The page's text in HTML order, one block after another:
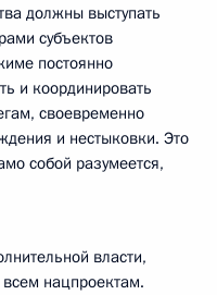
должны выступать
субъектов
постоянно
и координировать
своевременно
и нестыковки. Это
собой разумеется,
власти,
нацпроектам.